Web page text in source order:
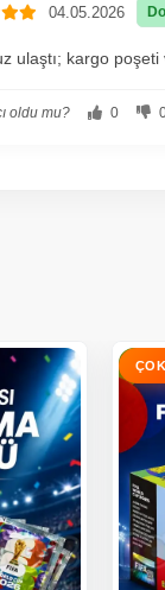
04.05.2026
ulaştı; kargo
oldu mu? 0